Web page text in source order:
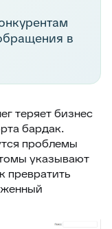
в
теряет бизнес
бардак.
проблемы
указывают
превратить